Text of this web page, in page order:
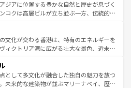
わってみてほしい。 なお、新着の韓国情報はコンテンツ一
しい。
ランス統治時代の建物も、独特の雰囲気を
。また、バラエティの豊かさとおいしさで
バインミー、ベトナムコーヒーなどは、ぜ
たい。どの地域を訪れてもあたたかい人々
てくれるので、きっと忘れられない旅にな
。
ジアに位置する豊かな自然と歴史が息づく
コクは高層ビルが立ち並ぶ一方、伝統的な
ている。北部ではチェンマイなどの山岳地
合い、南部ではプーケットやクラビの美し
ート気分を楽しむことができる。タイ料理
一年中温暖で、どの季節にも異なる楽しみ
親しみやすいタイの人々、仏教を中心とし
多様な観光資源が、訪れる旅人を魅了し続
文化が交わる香港は、特有のエネルギーを
ィクトリア湾に広がる壮大な景色、近未来
ても感動するはず。観光スポットが密集し
く見どころを回れるのも魅力。息をのむよ
化的な体験まで、香港を存分に楽しみ尽く
として多文化が融合した独自の魅力を放つ
未来的な建築物が並ぶマリーナベイ、歴史